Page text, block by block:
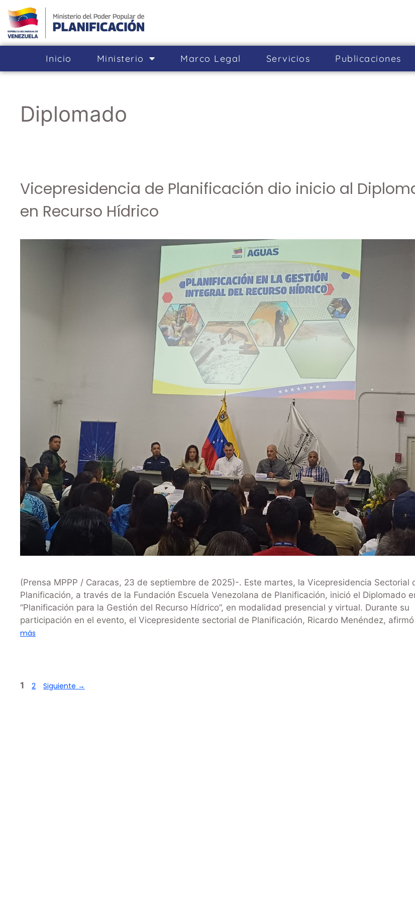
Inicio Ministerio Marco Legal Servicios Publicaciones
Diplomado
Vicepresidencia de Planificación dio inicio al
en Recurso Hídrico
(Prensa MPPP / Caracas, 23 de septiembre de 2025)-. Este martes, la Vicepresidencia Sectorial
Planificación, a través de la Fundación Escuela Venezolana de Planificación, inició el Diplomado
“Planificación para la Gestión del Recurso Hídrico”, en modalidad presencial y virtual. Durante su
participación en el evento, el Vicepresidente sectorial de Planificación, Ricardo Menéndez,
más
1 2 Siguiente →